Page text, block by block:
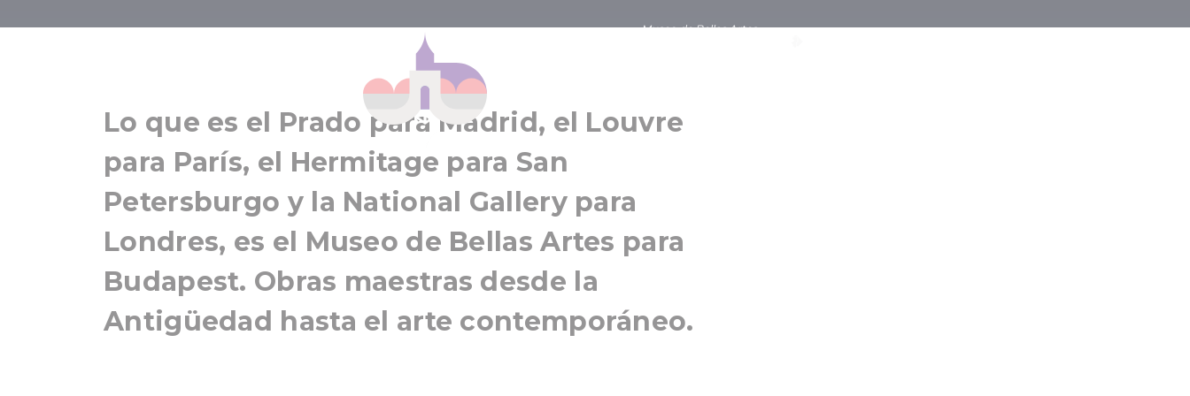
Museo de Bellas ArtesMuseo de Bellas Artes
Lo que es el Prado para Madrid, el Louvre
para París, el Hermitage para San
Petersburgo y la National Gallery para
Londres, es el Museo de Bellas Artes para
Budapest. Obras maestras desde la
Antigüedad hasta el arte contemporáneo.